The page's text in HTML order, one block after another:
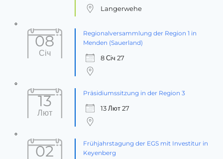
Langerwehe
08
Січ
Regionalversammlung der Region 1 in
Menden (Sauerland)
8 Січ 27
13
Лют
Präsidiumssitzung in der Region 3
13 Лют 27
02
Frühjahrstagung der EGS mit Investitur in
Keyenberg